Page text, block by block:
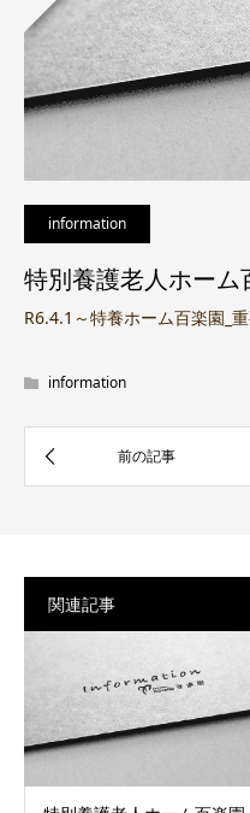
information
特別養護老人ホー
R6.4.1～特養ホーム百楽園_
information
関連記事